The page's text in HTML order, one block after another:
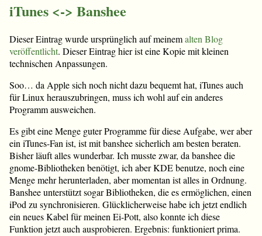
iTunes <-> Banshee
Dieser Eintrag wurde ursprünglich auf meinemalten Blog
veröffentlicht. Dieser Eintrag hier ist eine Kopie mit kleinen
technischen Anpassungen.
Soo… da Apple sich noch nicht dazu bequemt hat, iTunes auch
für Linux herauszubringen, muss ich wohl auf ein anderes
Programm ausweichen.
Es gibt eine Menge guter Programme für diese Aufgabe, wer aber
ein iTunes-Fan ist, ist mit banshee sicherlich am besten beraten.
Bisher läuft alles wunderbar. Ich musste zwar, da banshee die
gnome-Bibliotheken benötigt, ich aber KDE benutze, noch eine
Menge mehr herunterladen, aber momentan ist alles in Ordnung.
Banshee unterstützt sogar Bibliotheken, die es ermöglichen, einen
iPod zu synchronisieren. Glücklicherweise habe ich jetzt endlich
ein neues Kabel für meinen Ei-Pott, also konnte ich diese
Funktion jetzt auch ausprobieren. Ergebnis: funktioniert prima.